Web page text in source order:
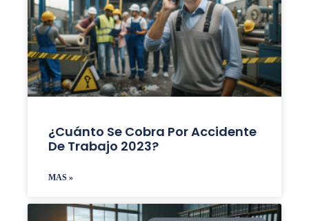
¿Cuánto Se Cobra Por Accidente
De Trabajo 2023?
MAS »